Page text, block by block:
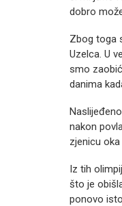
dobro
Zbog toga
Uzelca. U
smo
danima
nakon
zjenicu
Iz tih
što je
ponovo